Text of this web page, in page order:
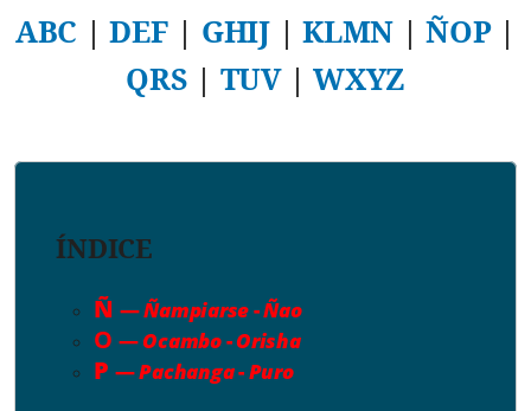
ABC |DEF | GHIJ|KLMN |ÑOP |
QRS | TUV | WXYZ
ÍNDICE
Ñ —Ñampiarse-Ñao
O —Ocambo-Orisha
P —Pachanga-Puro